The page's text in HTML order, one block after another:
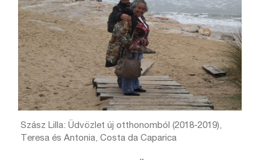
Szász Lilla: Üdvözlet új otthonomból (2018-2019),
Teresa és Antonia, Costa da Caparica